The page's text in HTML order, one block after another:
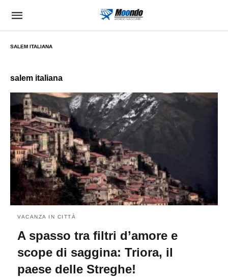
SALEM ITALIANA
salem italiana
VACANZA IN CITTÀ
A spasso tra filtri d’amore e
scope di saggina: Triora, il
paese delle Streghe!